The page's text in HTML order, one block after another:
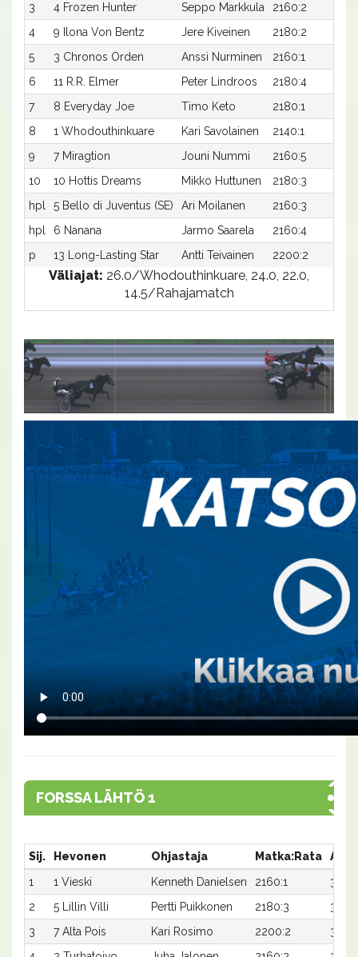
3
4 Frozen Hunter Seppo Markkula 2160:2
4
9 Ilona Von Bentz Jere Kiveinen 2180:2
5
3 Chronos Orden Anssi Nurminen 2160:1
6
11 R.R. Elmer Peter Lindroos 2180:4
7
8 Everyday Joe Timo Keto 2180:1
8
1 Whodouthinkuare Kari Savolainen 2140:1
9
7 Miragtion Jouni Nummi 2160:5
10
10 Hottis Dreams Mikko Huttunen 2180:3
hpl
5 Bello di Juventus (SE) Ari Moilanen 2160:3
hpl
6 Nanana Jarmo Saarela 2160:4
p
13 Long-Lasting Star Antti Teivainen 2200:2
Väliajat: 26.0/Whodouthinkuare, 24.0, 22.0,
14.5/Rahajamatch
FORSSA LÄHTÖ 1
Sij. Hevonen Ohjastaja Matka:Rata
Aika
1
1 Vieski Kenneth Danielsen 2160:1
33,9
2
5 Lillin Villi Pertti Puikkonen 2180:3
37,9x
3
7 Alta Pois Kari Rosimo 2200:2
37,4